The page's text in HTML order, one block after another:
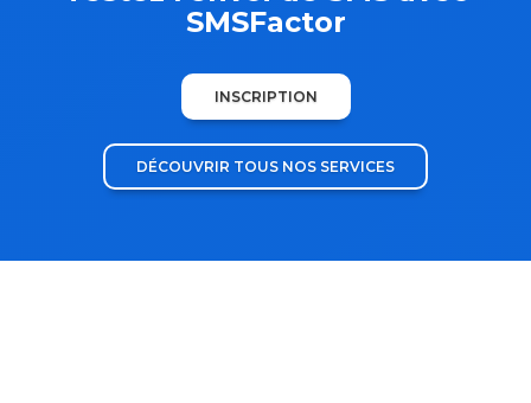
SMSFactor
INSCRIPTION
DÉCOUVRIR TOUS NOS SERVICES